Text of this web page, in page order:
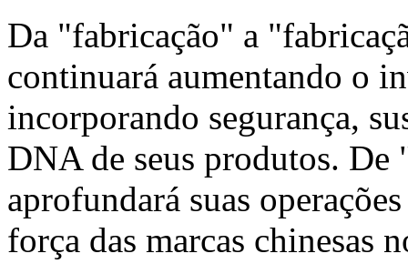
Da "fabricação" a
continuará aumentando o
incorporando segurança,
DNA de seus produtos.
aprofundará suas
força das marcas chinesas